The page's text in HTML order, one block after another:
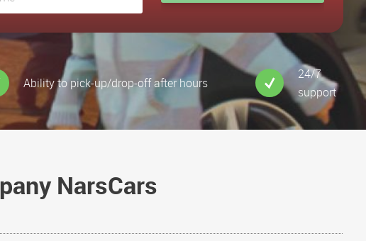
Ability to pick-up/drop-off after hours
24/7
support
NarsCars